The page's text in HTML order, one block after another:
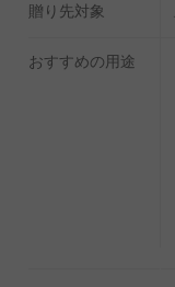
贈り先対象
おすすめの用途